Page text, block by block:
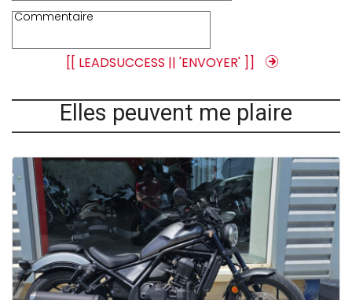
Commentaire
[[ LEADSUCCESS || 'ENVOYER' ]]
Elles peuvent me plaire